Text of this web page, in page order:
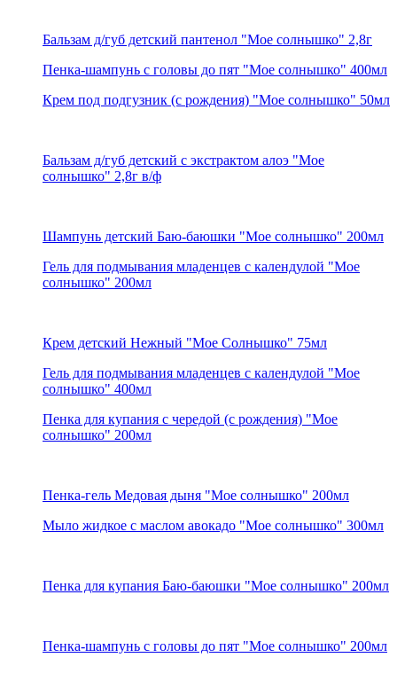
Бальзам д/губ детский пантенол "Мое солнышко" 2,8г
Пенка-шампунь с головы до пят "Мое солнышко" 400мл
Крем под подгузник (с рождения) "Мое солнышко" 50мл
Бальзам д/губ детский с экстрактом алоэ "Мое
солнышко" 2,8г в/ф
Шампунь детский Баю-баюшки "Мое солнышко" 200мл
Гель для подмывания младенцев с календулой "Мое
солнышко" 200мл
Крем детский Нежный "Мое Солнышко" 75мл
Гель для подмывания младенцев с календулой "Мое
солнышко" 400мл
Пенка для купания с чередой (с рождения) "Мое
солнышко" 200мл
Пенка-гель Медовая дыня "Мое солнышко" 200мл
Мыло жидкое с маслом авокадо "Мое солнышко" 300мл
Пенка для купания Баю-баюшки "Мое солнышко" 200мл
Пенка-шампунь с головы до пят "Мое солнышко" 200мл